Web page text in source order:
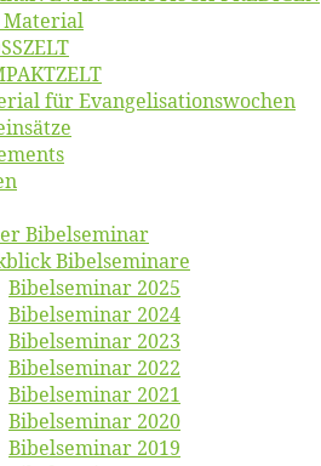
Material
für Evangelisationswochen
Bibelseminar
Bibelseminare
Bi­bel­se­mi­nar 2025
Bi­bel­se­mi­nar 2024
Bi­bel­se­mi­nar 2023
Bi­bel­se­mi­nar 2022
Bi­bel­se­mi­nar 2021
Bi­bel­se­mi­nar 2020
Bi­bel­se­mi­nar 2019